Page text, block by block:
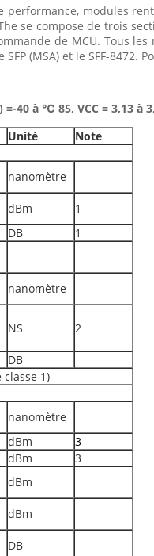
performance, modules
se compose de trois
de MCU. Tous
(MSA) et le SFF-8472.
40 à ℃ 85, VCC = 3,13 à
Unité
Note
nanomètre
dBm
1
DB
1
nanomètre
NS 2
DB
classe 1)
nanomètre
dBm
3
dBm
3
dBm
dBm
DB